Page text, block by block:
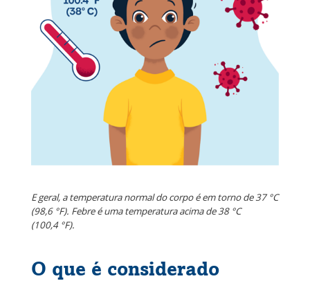
E geral, a temperatura normal do corpo é em torno de 37 °C
(98,6 °F). Febre é uma temperatura acima de 38 °C
(100,4 °F).
O que é considerado